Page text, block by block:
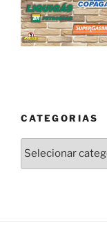
CATEGORIAS
Categorias